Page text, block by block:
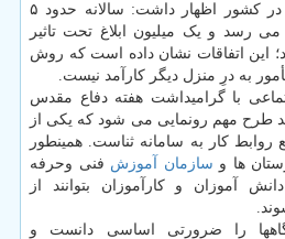
بالای جابه جایی مستأجران در کشور اظهار داشت: سالانه حدود ۵
می رسد و یک میلیون ابلاغ تحت تاثیر
این اتفاقات نشان داده است که روش
به درِ منزل دیگر کارآمد نیست.
با گرامیداشت هفته دفاع مقدس
طرح مهم رونمایی می شود که یکی از
روابط کار به سامانه ثناست. همینطور
ها و سازمان آموزش فنی وحرفه
آموزان و کارآموزان بتوانند از
را ضرورتی اساسی دانست و